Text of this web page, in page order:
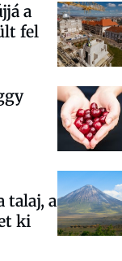
a
fel
talaj, a
ki